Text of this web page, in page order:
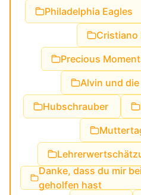
Philadelphia Eagles
Cristiano
Precious
Alvin und
Hubschrauber
Danke, dass du mir
geholfen hast